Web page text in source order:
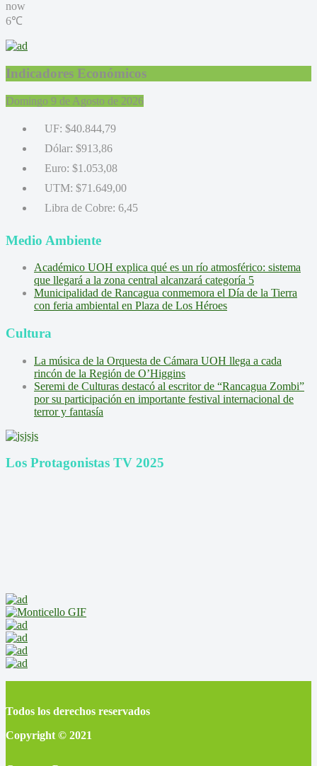
now
6℃
Indicadores Económicos
Domingo 9 de Agosto de 2026
UF: $40.844,79
Dólar: $913,86
Euro: $1.053,08
UTM: $71.649,00
Libra de Cobre: 6,45
Medio Ambiente
Académico UOH explica qué es un río atmosférico: sistema
que llegará a la zona central alcanzará categoría 5
Municipalidad de Rancagua conmemora el Día de la Tierra
con feria ambiental en Plaza de Los Héroes
Cultura
La música de la Orquesta de Cámara UOH llega a cada
rincón de la Región de O’Higgins
Seremi de Culturas destacó al escritor de “Rancagua Zombi”
por su participación en importante festival internacional de
terror y fantasía
Los Protagonistas TV 2025
Todos los derechos reservados
Copyright © 2021